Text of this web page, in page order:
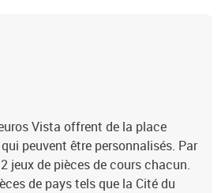
Vista offrent de la place
peuvent être personnalisés. Par
jeux de pièces de cours chacun.
de pays tels que la Cité du